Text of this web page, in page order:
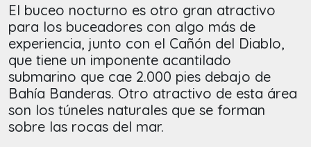
El buceo nocturno es otro gran atractivo
para los buceadores con algo más de
experiencia, junto con el Cañón del Diablo,
que tiene un imponente acantilado
submarino que cae 2.000 pies debajo de
Bahía Banderas. Otro atractivo de esta área
son los túneles naturales que se forman
sobre las rocas del mar.